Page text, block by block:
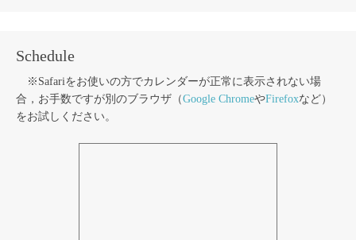
Schedule
※Safariをお使いの方でカレンダーが正常に表示されない場
合，お手数ですが別のブラウザ（Google ChromeやFirefoxなど）
をお試しください。